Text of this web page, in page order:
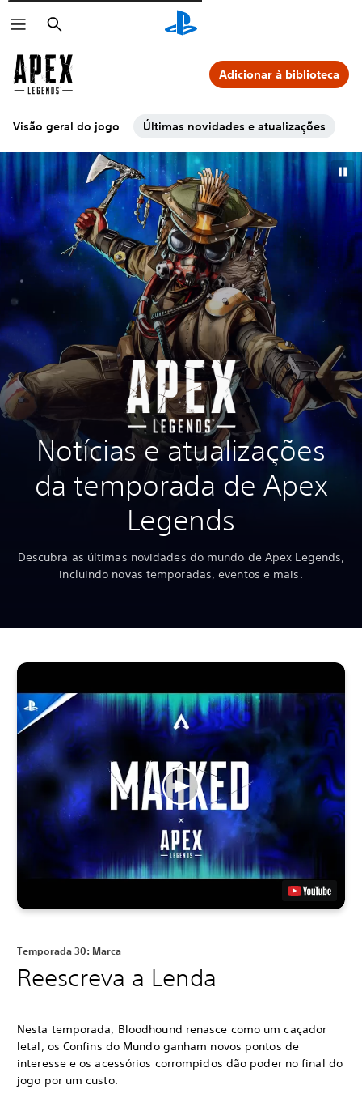
Pesquisar
Visão geral do jogo Últimas novidades e atualizações
Adicionar à biblioteca
Notícias e atualizações
da temporada de Apex
Legends
Descubra as últimas novidades do mundo de Apex Legends,
incluindo novas temporadas, eventos e mais.
Temporada 30: Marca
Reescreva a Lenda
Nesta temporada, Bloodhound renasce como um caçador
letal, os Confins do Mundo ganham novos pontos de
interesse e os acessórios corrompidos dão poder no final do
jogo por um custo.